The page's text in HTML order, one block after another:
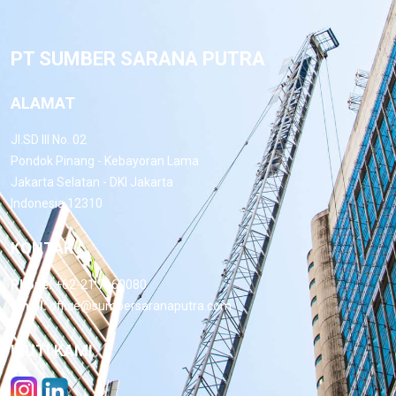
PT SUMBER SARANA PUTRA
ALAMAT
Jl.SD III No. 02
Pondok Pinang - Kebayoran Lama
Jakarta Selatan - DKI Jakarta
Indonesia 12310
KONTAK
Phone: +62-21 7660080
Email:office@sumbersaranaputra.com
IKUTI KAMI